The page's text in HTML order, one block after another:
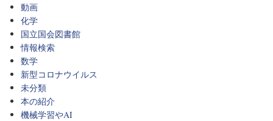
動画
化学
国立国会図書館
情報検索
数学
新型コロナウイルス
未分類
本の紹介
機械学習やAI